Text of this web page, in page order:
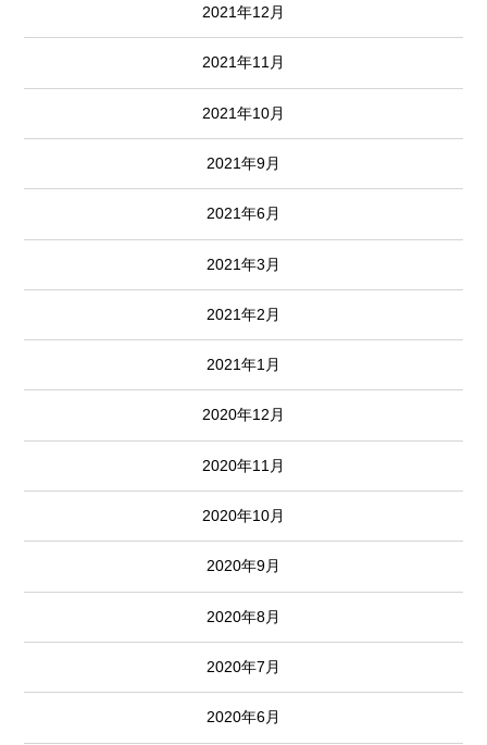
2021年12月
2021年11月
2021年10月
2021年9月
2021年6月
2021年3月
2021年2月
2021年1月
2020年12月
2020年11月
2020年10月
2020年9月
2020年8月
2020年7月
2020年6月